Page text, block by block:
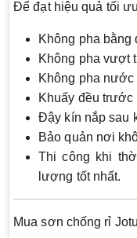
Để đạt hiệu quả tối
Không pha bằng
Không pha vượt
Không pha
Khuấy đều trước
Đậy kín nắp sau
Bảo quản nơi
Thi công khi
lượng tốt nhất.
Mua sơn chống rỉ